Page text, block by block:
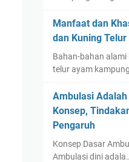
Manfaat dan
dan Kuning
Bahan-bahan
telur ayam
Ambulasi
Konsep,
Pengaruh
Konsep Dasar
Ambulasi dini